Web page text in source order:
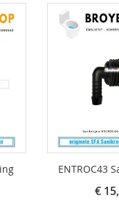
ENTROC43
€